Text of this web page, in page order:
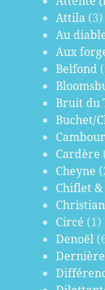
Attila (3)
Au
Aux
Belfond
Bruit du
Buchet/
Cardère
Cheyne
Chiflet &
Circé (1)
Denoël